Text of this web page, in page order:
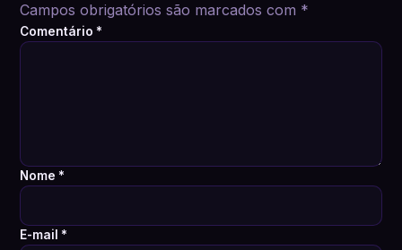
Campos obrigatórios são marcados com *
Comentário *
Nome *
E-mail *